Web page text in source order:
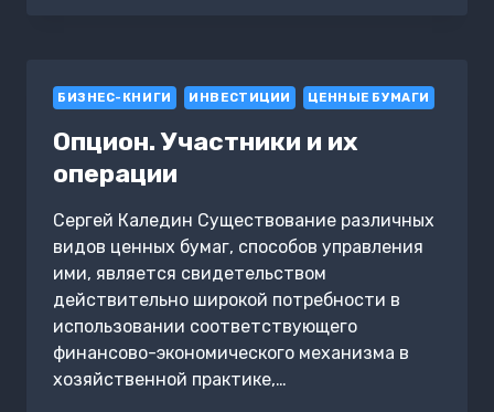
БИЗНЕС-КНИГИ ИНВЕСТИЦИИ ЦЕННЫЕ БУМАГИ
Опцион. Участники и их
операции
Сергей Каледин Существование различных
видов ценных бумаг, способов управления
ими, является свидетельством
действительно широкой потребности в
использовании соответствующего
финансово-экономического механизма в
хозяйственной практике,…